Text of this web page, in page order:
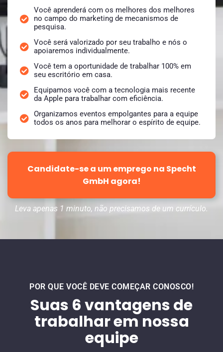
Você aprenderá com os melhores dos melhores
no campo do marketing de mecanismos de
pesquisa.
Você será valorizado por seu trabalho e nós o
apoiaremos individualmente.
Você tem a oportunidade de trabalhar 100% em
seu escritório em casa.
Equipamos você com a tecnologia mais recente
da Apple para trabalhar com eficiência.
Organizamos eventos empolgantes para a equipe
todos os anos para melhorar o espírito de equipe.
Candidate-se a um emprego na Specht
GmbH agora!
Leva apenas 1 minuto, não precisamos de um currículo.
POR QUE VOCÊ DEVE COMEÇAR CONOSCO!
Suas 6 vantagens de
trabalhar em nossa
equipe